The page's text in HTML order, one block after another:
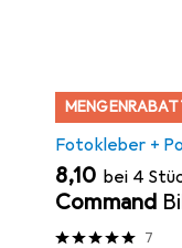
Fotokleber +
EUR
8,10 bei 4
Command
7